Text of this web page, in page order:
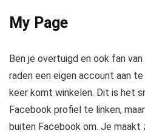
My Page
Ben je overtuigd en ook fan
raden een eigen account aan
keer komt winkelen. Dit is het
Facebook profiel te linken,
buiten Facebook om. Je maakt